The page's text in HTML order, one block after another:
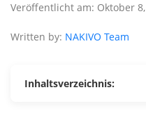
Veröffentlicht am: Oktober
Written by: NAKIVO Team
Inhaltsverzeichnis: